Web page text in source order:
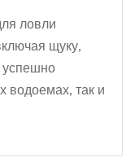
ловли
щуку,
успешно
водоемах, так и